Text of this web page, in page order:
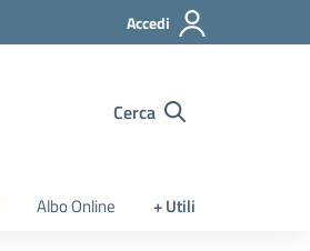
Accedi
Cerca
Albo Online + Utili